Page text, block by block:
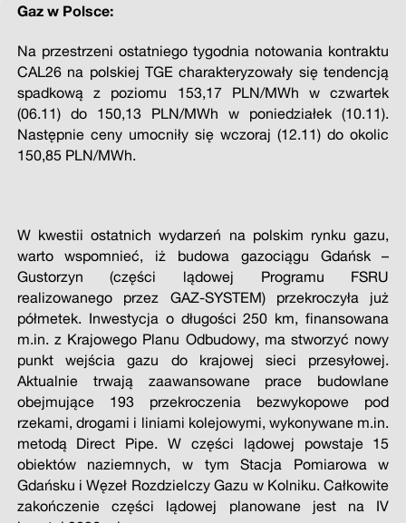
Gaz w Polsce:
Na przestrzeni ostatniego tygodnia notowania kontraktu
CAL26 na polskiej TGE charakteryzowały się tendencją
spadkową z poziomu 153,17 PLN/MWh w czwartek
(06.11) do 150,13 PLN/MWh w poniedziałek (10.11).
Następnie ceny umocniły się wczoraj (12.11) do okolic
150,85 PLN/MWh.
W kwestii ostatnich wydarzeń na polskim rynku gazu,
warto wspomnieć, iż budowa gazociągu Gdańsk –
Gustorzyn (części lądowej Programu FSRU
realizowanego przez GAZ-SYSTEM) przekroczyła już
półmetek. Inwestycja o długości 250 km, finansowana
m.in. z Krajowego Planu Odbudowy, ma stworzyć nowy
punkt wejścia gazu do krajowej sieci przesyłowej.
Aktualnie trwają zaawansowane prace budowlane
obejmujące 193 przekroczenia bezwykopowe pod
rzekami, drogami i liniami kolejowymi, wykonywane m.in.
metodą Direct Pipe. W części lądowej powstaje 15
obiektów naziemnych, w tym Stacja Pomiarowa w
Gdańsku i Węzeł Rozdzielczy Gazu w Kolniku. Całkowite
zakończenie części lądowej planowane jest na IV